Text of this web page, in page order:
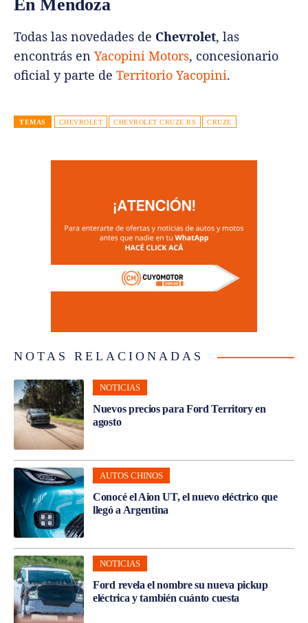
En Mendoza
Todas las novedades de Chevrolet, las
encontrás en Yacopini Motors, concesionario
oficial y parte de Territorio Yacopini.
TEMAS CHEVROLET CHEVROLET CRUZE RS CRUZE
NOTAS RELACIONADAS
NOTICIAS
Nuevos precios para Ford Territory en
agosto
AUTOS CHINOS
Conocé el Aion UT, el nuevo eléctrico que
llegó a Argentina
NOTICIAS
Ford revela el nombre su nueva pickup
eléctrica y también cuánto cuesta